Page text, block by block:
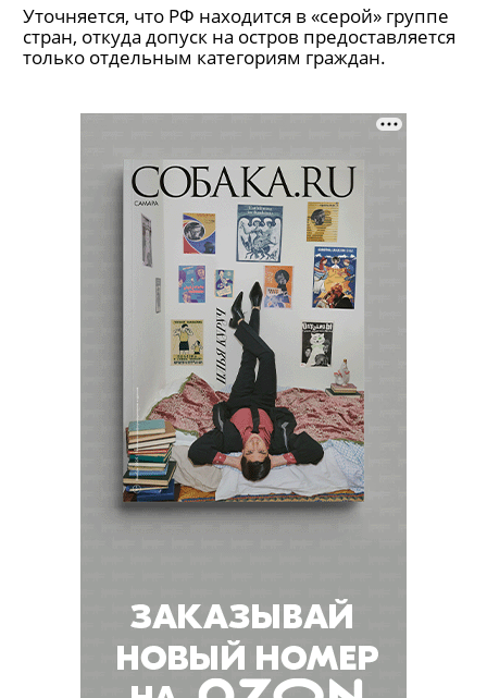
Уточняется, что РФ находится в «серой» группе
стран, откуда допуск на остров предоставляется
только отдельным категориям граждан.